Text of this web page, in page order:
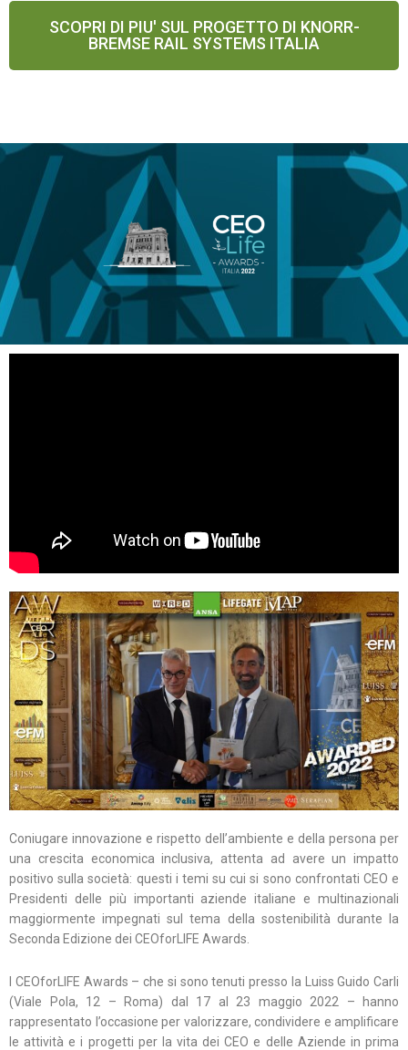
SCOPRI DI PIU' SUL PROGETTO DI KNORR-
BREMSE RAIL SYSTEMS ITALIA
Coniugare innovazione e rispetto dell’ambiente e della persona per
una crescita economica inclusiva, attenta ad avere un impatto
positivo sulla società: questi i temi su cui si sono confrontati CEO e
Presidenti delle più importanti aziende italiane e multinazionali
maggiormente impegnati sul tema della sostenibilità durante la
Seconda Edizione dei CEOforLIFE Awards.
I CEOforLIFE Awards – che si sono tenuti presso la Luiss Guido Carli
(Viale Pola, 12 – Roma) dal 17 al 23 maggio 2022 – hanno
rappresentato l’occasione per valorizzare, condividere e amplificare
le attività e i progetti per la vita dei CEO e delle Aziende in prima